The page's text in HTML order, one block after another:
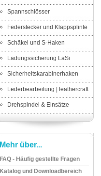
Spannschlösser
Federstecker und Klappsplinte
Schäkel und S-Haken
Ladungssicherung LaSi
Sicherheitskarabinerhaken
Lederbearbeitung | leathercraft
Drehspindel & Einsätze
Mehr über...
FAQ - Häufig gestellte Fragen
Katalog und Downloadbereich